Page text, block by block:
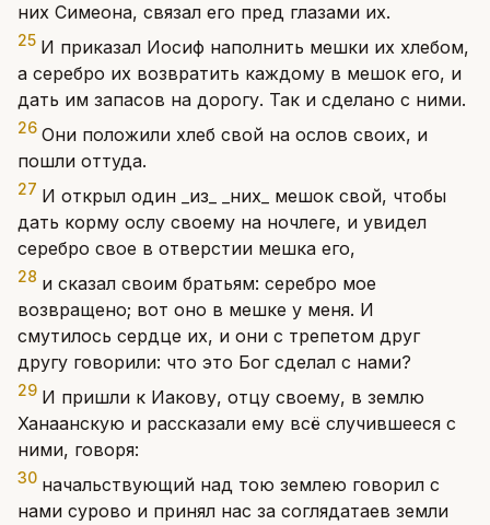
них Симеона, связал его пред глазами их.
25 И приказал Иосиф наполнить мешки их хлебом,
а серебро их возвратить каждому в мешок его, и
дать им запасов на дорогу. Так и сделано с ними.
26 Они положили хлеб свой на ослов своих, и
пошли оттуда.
27 И открыл один _из_ _них_ мешок свой, чтобы
дать корму ослу своему на ночлеге, и увидел
серебро свое в отверстии мешка его,
28 и сказал своим братьям: серебро мое
возвращено; вот оно в мешке у меня. И
смутилось сердце их, и они с трепетом друг
другу говорили: что это Бог сделал с нами?
29 И пришли к Иакову, отцу своему, в землю
Ханаанскую и рассказали ему всё случившееся с
ними, говоря:
30 начальствующий над тою землею говорил с
нами сурово и принял нас за соглядатаев земли